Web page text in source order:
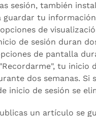
sesión, también
guardar tu
de
de sesión duran
de pantalla
tu inicio
dos semanas. Si
inicio de sesión se
un artículo se